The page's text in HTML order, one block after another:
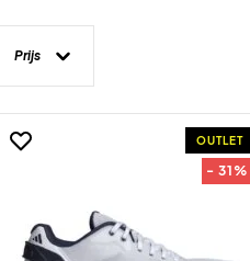
Prijs
OUTLET
- 31%